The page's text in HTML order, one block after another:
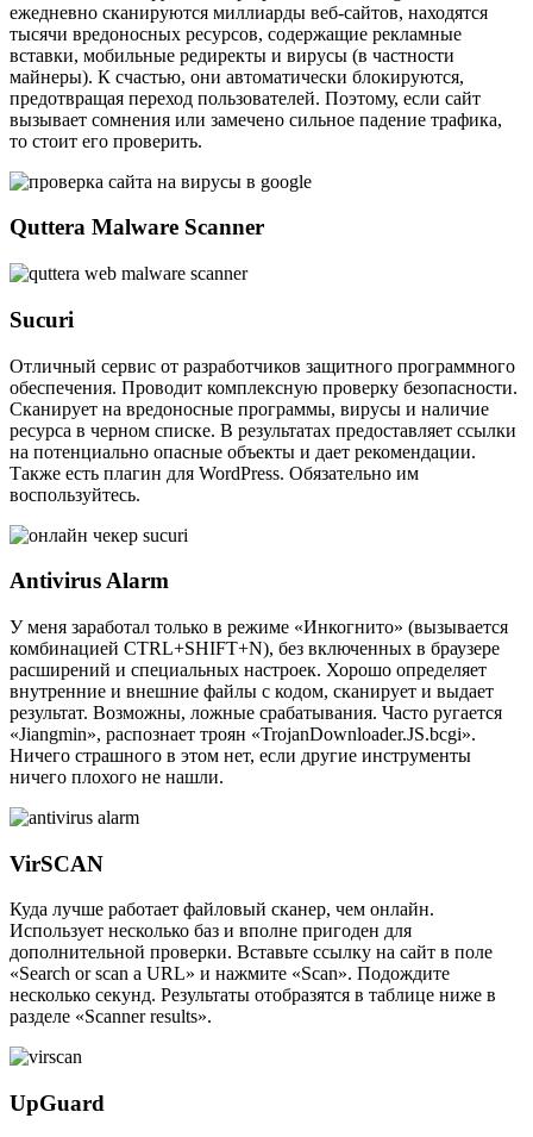
ежедневно сканируются миллиарды веб-сайтов, находятся
тысячи вредоносных ресурсов, содержащие рекламные
вставки, мобильные редиректы и вирусы (в частности
майнеры). К счастью, они автоматически блокируются,
предотвращая переход пользователей. Поэтому, если сайт
вызывает сомнения или замечено сильное падение трафика,
то стоит его проверить.
Quttera Malware Scanner
Sucuri
Отличный сервис от разработчиков защитного программного
обеспечения. Проводит комплексную проверку безопасности.
Сканирует на вредоносные программы, вирусы и наличие
ресурса в черном списке. В результатах предоставляет ссылки
на потенциально опасные объекты и дает рекомендации.
Также есть плагин для WordPress. Обязательно им
воспользуйтесь.
Antivirus Alarm
У меня заработал только в режиме «Инкогнито» (вызывается
комбинацией CTRL+SHIFT+N), без включенных в браузере
расширений и специальных настроек. Хорошо определяет
внутренние и внешние файлы с кодом, сканирует и выдает
результат. Возможны, ложные срабатывания. Часто ругается
«Jiangmin», распознает троян «TrojanDownloader.JS.bcgi».
Ничего страшного в этом нет, если другие инструменты
ничего плохого не нашли.
VirSCAN
Куда лучше работает файловый сканер, чем онлайн.
Использует несколько баз и вполне пригоден для
дополнительной проверки. Вставьте ссылку на сайт в поле
«Search or scan a URL» и нажмите «Scan». Подождите
несколько секунд. Результаты отобразятся в таблице ниже в
разделе «Scanner results».
UpGuard